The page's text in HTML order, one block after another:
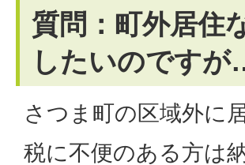
質問：町外居住
したいのですが
さつま町の区域外に
税に不便のある方は